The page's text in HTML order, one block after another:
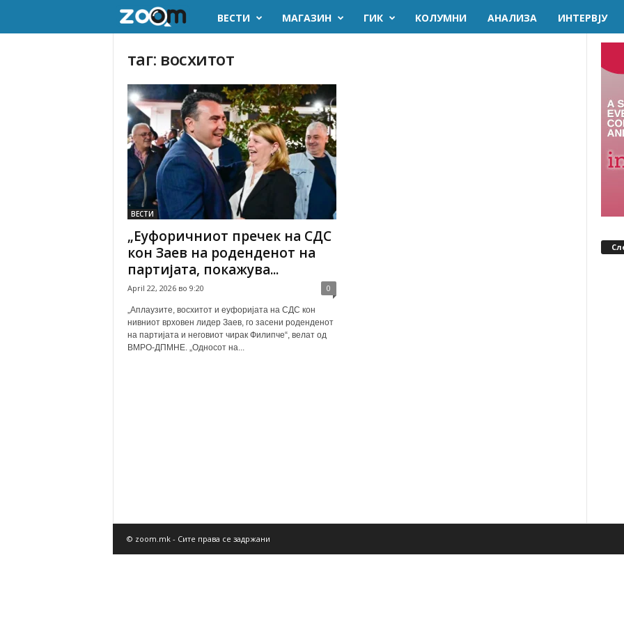
m
.
m
ВЕСТИ МАГАЗИН ГИК KОЛУМНИ AНАЛИЗА ИНТЕРВЈУ
таг: восхитот
ВЕСТИ
„Еуфоричниот пречек на СДС
кон Заев на роденденот на
партијата, покажува...
April 22, 2026 во 9:20 0
„Аплаузите, восхитот и еуфоријата на СДС кон
нивниот врховен лидер Заев, го засени роденденот
на партијата и неговиот чирак Филипче“, велат од
ВМРО-ДПМНЕ. „Односот на...
© zoom.mk - Сите права се задржани